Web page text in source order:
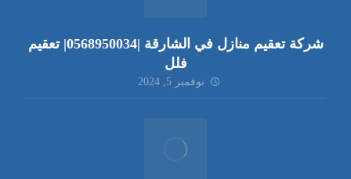
شركة تعقيم منازل في الشارقة |0568950034| تعقيم
فلل
نوفمبر 5, 2024